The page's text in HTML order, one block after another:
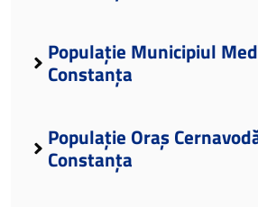
Populație Municipiul
Constanța
Populație Oraș
Constanța